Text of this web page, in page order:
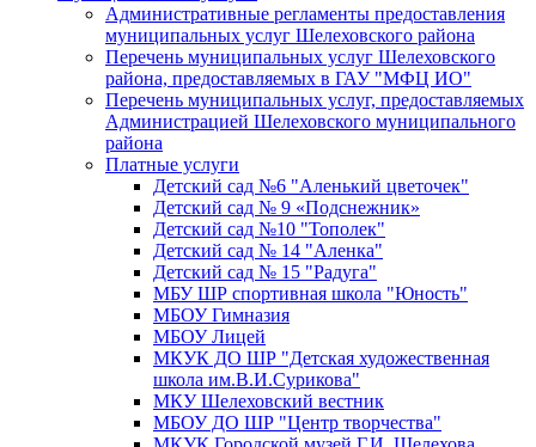
Административные регламенты предоставления
муниципальных услуг Шелеховского района
Перечень муниципальных услуг Шелеховского
района, предоставляемых в ГАУ "МФЦ ИО"
Перечень муниципальных услуг, предоставляемых
Администрацией Шелеховского муниципального
района
Платные услуги
Детский сад №6 "Аленький цветочек"
Детский сад № 9 «Подснежник»
Детский сад №10 "Тополек"
Детский сад № 14 "Аленка"
Детский сад № 15 "Радуга"
МБУ ШР спортивная школа "Юность"
МБОУ Гимназия
МБОУ Лицей
МКУК ДО ШР "Детская художественная
школа им.В.И.Сурикова"
МКУ Шелеховский вестник
МБОУ ДО ШР "Центр творчества"